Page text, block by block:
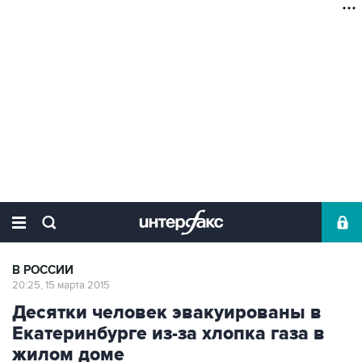
В РОССИИ
20:25, 15 марта 2015
Десятки человек эвакуированы в
Екатеринбурге из-за хлопка газа в
жилом доме